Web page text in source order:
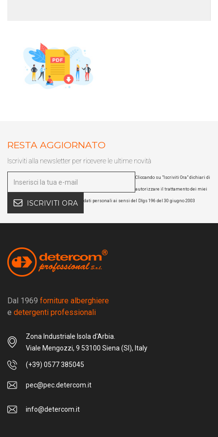
CLICCA SULLE IMMAGINI
Scarica il catalogo horeca
Forniture per hotel, ristoranti e
RESTA AGGIORNATO
Iscriviti alla newsletter per ricevere le ultime novità
ISCRIVITI ORA
Cliccando su "Iscriviti Ora" dichiari di
autorizzare il trattamento dei miei
dati personali ai sensi del Dlgs 196 del 30 giugno 2003
Dal 1969 forniture alberghiere
e detergenti professionali
Zona Industriale Isola d'Arbia.
Viale Mengozzi, 9 53100 Siena (SI), Italy
(+39) 0577 385045
pec@pec.detercom.it
info@detercom.it